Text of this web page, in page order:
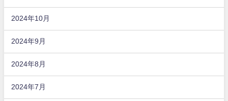
2024年10月
2024年9月
2024年8月
2024年7月